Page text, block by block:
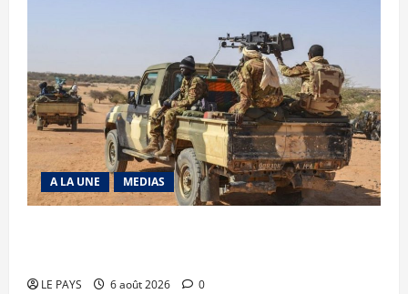
A LA UNE MEDIAS
LE PAYS 6 août 2026 0